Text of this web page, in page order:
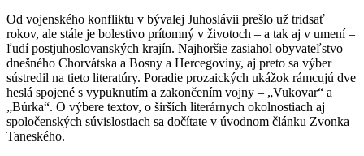
Od vojenského konfliktu v bývalej Juhoslávii prešlo už tridsať
rokov, ale stále je bolestivo prítomný v životoch – a tak aj v umení –
ľudí postjuhoslovanských krajín. Najhoršie zasiahol obyvateľstvo
dnešného Chorvátska a Bosny a Hercegoviny, aj preto sa výber
sústredil na tieto literatúry. Poradie prozaických ukážok rámcujú dve
heslá spojené s vypuknutím a zakončením vojny – „Vukovar“ a
„Búrka“. O výbere textov, o širších literárnych okolnostiach aj
spoločenských súvislostiach sa dočítate v úvodnom článku Zvonka
Taneského.